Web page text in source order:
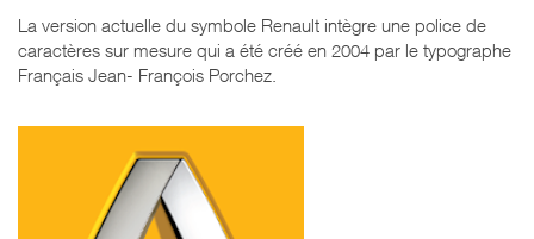
La version actuelle du symbole Renault intègre une police de
caractères sur mesure qui a été créé en 2004 par le typographe
Français Jean- François Porchez.